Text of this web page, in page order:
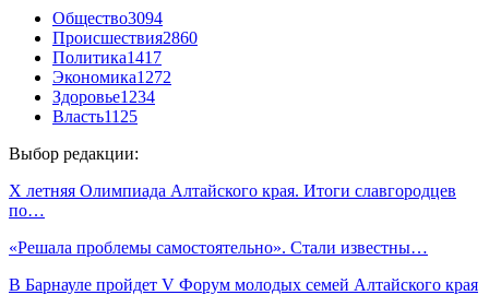
Общество3094
Происшествия2860
Политика1417
Экономика1272
Здоровье1234
Власть1125
Выбор редакции:
Х летняя Олимпиада Алтайского края. Итоги славгородцев
по…
«Решала проблемы самостоятельно». Стали известны…
В Барнауле пройдет V Форум молодых семей Алтайского края